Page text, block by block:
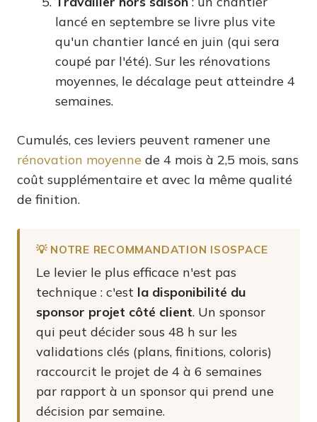
lancé en septembre se livre plus vite
qu'un chantier lancé en juin (qui sera
coupé par l'été). Sur les rénovations
moyennes, le décalage peut atteindre 4
semaines.
Cumulés, ces leviers peuvent ramener une
rénovation moyenne de 4 mois à 2,5 mois, sans
coût supplémentaire et avec la même qualité
de finition.
💡 NOTRE RECOMMANDATION ISOSPACE
Le levier le plus efficace n'est pas
technique : c'est la disponibilité du
sponsor projet côté client. Un sponsor
qui peut décider sous 48 h sur les
validations clés (plans, finitions, coloris)
raccourcit le projet de 4 à 6 semaines
par rapport à un sponsor qui prend une
décision par semaine.